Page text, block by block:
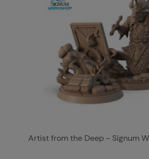
Artist from the Deep - Signum